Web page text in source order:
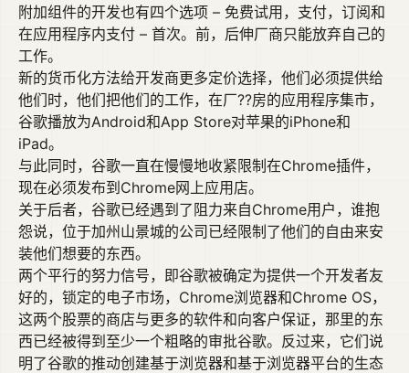
附加组件的开发也有四个选项 – 免费试用，支付，订阅和
在应用程序内支付 – 首次。前，后伸厂商只能放弃自己的
工作。
新的货币化方法给开发商更多定价选择，他们必须提供给
他们时，他们把他们的工作，在厂??房的应用程序集市，
谷歌播放为Android和App Store对苹果的iPhone和
iPad。
与此同时，谷歌一直在慢慢地收紧限制在Chrome插件，
现在必须发布到Chrome网上应用店。
关于后者，谷歌已经遇到了阻力来自Chrome用户，谁抱
怨说，位于加州山景城的公司已经限制了他们的自由来安
装他们想要的东西。
两个平行的努力信号，即谷歌被确定为提供一个开发者友
好的，锁定的电子市场，Chrome浏览器和Chrome OS，
这两个股票的商店与更多的软件和向客户保证，那里的东
西已经被得到至少一个粗略的审批谷歌。反过来，它们说
明了谷歌的推动创建基于浏览器和基于浏览器平台的生态